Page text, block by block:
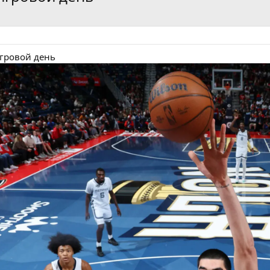
день